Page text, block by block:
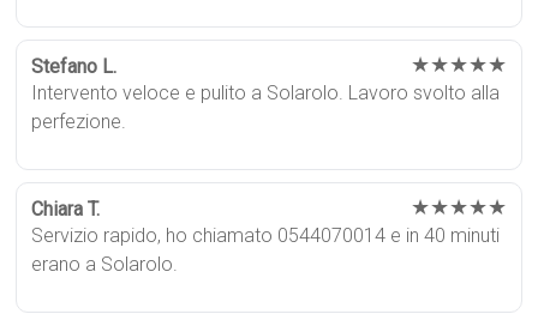
Stefano L. ★★★★★
Intervento veloce e pulito a Solarolo. Lavoro svolto alla
perfezione.
Chiara T. ★★★★★
Servizio rapido, ho chiamato 0544070014 e in 40 minuti
erano a Solarolo.